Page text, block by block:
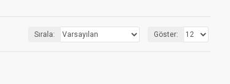
Sırala: Göster: